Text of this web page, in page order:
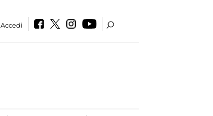
Accedi